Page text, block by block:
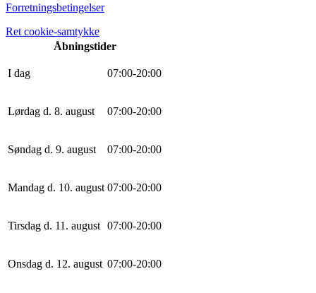
Forretningsbetingelser
Ret cookie-samtykke
Åbningstider
I dag 07:00-20:00
Lørdag d. 8. august 07:00-20:00
Søndag d. 9. august 07:00-20:00
Mandag d. 10. august 07:00-20:00
Tirsdag d. 11. august 07:00-20:00
Onsdag d. 12. august 07:00-20:00